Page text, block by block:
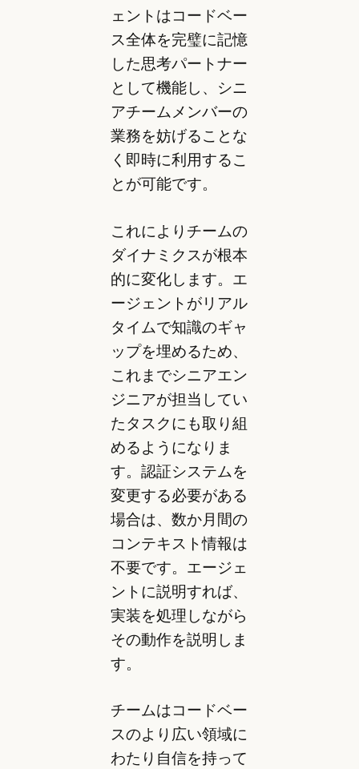
ェントはコードベー
ス全体を完璧に記憶
した思考パートナー
として機能し、シニ
アチームメンバーの
業務を妨げることな
く即時に利用するこ
とが可能です。
これによりチームの
ダイナミクスが根本
的に変化します。エ
ージェントがリアル
タイムで知識のギャ
ップを埋めるため、
これまでシニアエン
ジニアが担当してい
たタスクにも取り組
めるようになりま
す。認証システムを
変更する必要がある
場合は、数か月間の
コンテキスト情報は
不要です。エージェ
ントに説明すれば、
実装を処理しながら
その動作を説明しま
す。
チームはコードベー
スのより広い領域に
わたり自信を持って